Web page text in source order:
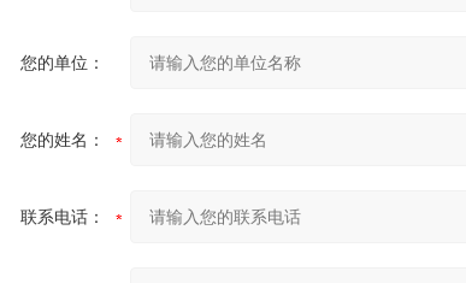
您的单位：
您的姓名：
联系电话：